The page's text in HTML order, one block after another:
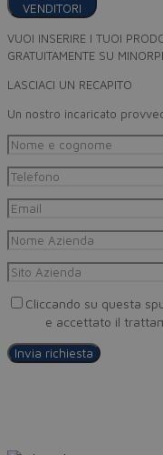
VENDITORI
VUOI INSERIRE I TUOI
GRATUITAMENTE SU
LASCIACI UN RECAPITO
Un nostro incaricato
Cliccando su questa
e accettato il